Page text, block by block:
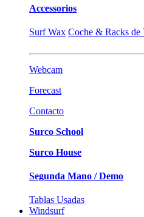
Accessorios
Surf Wax Coche & Racks de
Webcam
Forecast
Contacto
Surco School
Surco House
Segunda Mano / Demo
Tablas Usadas
Windsurf